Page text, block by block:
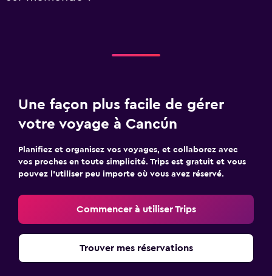
Une façon plus facile de gérer
votre voyage à Cancún
Planifiez et organisez vos voyages, et collaborez avec
vos proches en toute simplicité. Trips est gratuit et vous
pouvez l’utiliser peu importe où vous avez réservé.
Commencer à utiliser Trips
Trouver mes réservations